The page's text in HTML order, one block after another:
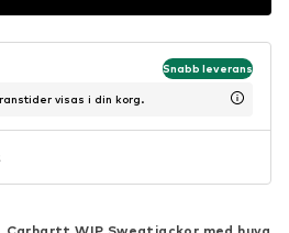
Snabb leverans
visas i din korg.